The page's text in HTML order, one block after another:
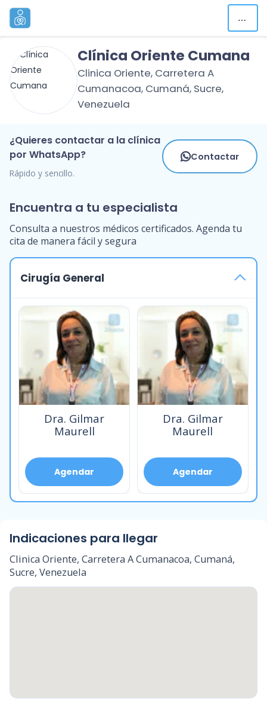
Clínica Oriente Cumana
Clinica Oriente, Carretera A
Cumanacoa, Cumaná, Sucre,
Venezuela
¿Quieres contactar a la clínica
por WhatsApp?
Rápido y sencillo.
Contactar
Encuentra a tu especialista
Consulta a nuestros médicos certificados. Agenda tu
cita de manera fácil y segura
Cirugía General
Dra. Gilmar
Maurell
Agendar
Dra. Gilmar
Maurell
Agendar
Indicaciones para llegar
Clinica Oriente, Carretera A Cumanacoa, Cumaná,
Sucre, Venezuela